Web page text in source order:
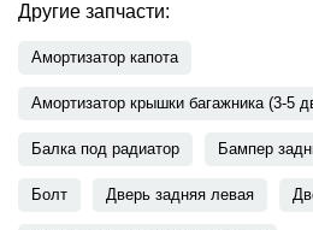
Другие запчасти:
Амортизатор капота
Амортизатор крышки багажника (3-5
Балка под радиатор Бампер
Болт Дверь задняя левая